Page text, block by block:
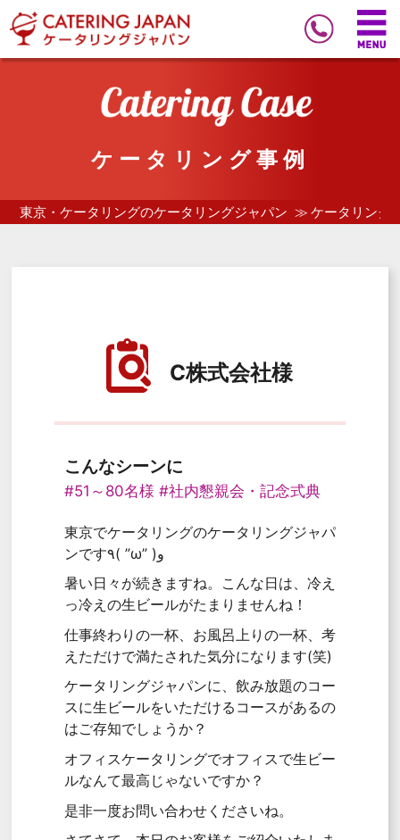
ケータリング事例
東京・ケータリングのケータリングジャパン ケータリング
C株式会社様
こんなシーンに
#51～80名様 #社内懇親会・記念式典
東京でケータリングのケータリングジャパ
ンです٩( ”ω” )و
暑い日々が続きますね。こんな日は、冷え
っ冷えの生ビールがたまりませんね！
仕事終わりの一杯、お風呂上りの一杯、考
えただけで満たされた気分になります(笑)
ケータリングジャパンに、飲み放題のコー
スに生ビールをいただけるコースがあるの
はご存知でしょうか？
オフィスケータリングでオフィスで生ビー
ルなんて最高じゃないですか？
是非一度お問い合わせくださいね。